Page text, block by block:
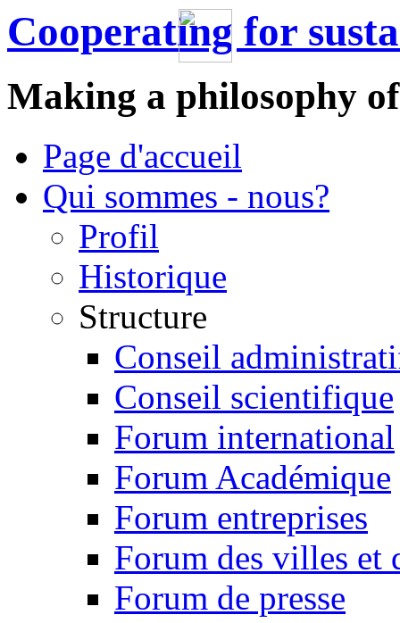
Cooperating for
Making a philosophy
Page d'accueil
Qui sommes - nous?
Profil
Historique
Structure
Conseil
Conseil scientifique
Forum international
Forum Académique
Forum entreprises
Forum des villes et
Forum de presse